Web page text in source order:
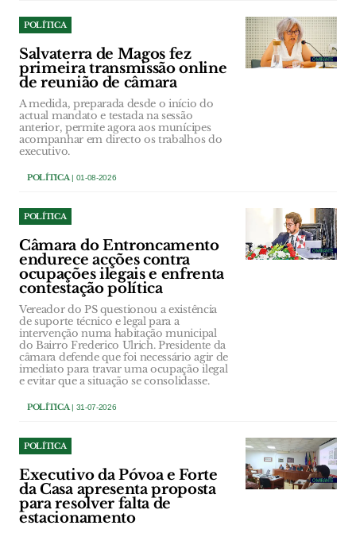
POLÍTICA
Salvaterra de Magos fez
primeira transmissão online
de reunião de câmara
A medida, preparada desde o início do
actual mandato e testada na sessão
anterior, permite agora aos munícipes
acompanhar em directo os trabalhos do
executivo.
POLÍTICA| 01-08-2026
POLÍTICA
Câmara do Entroncamento
endurece acções contra
ocupações ilegais e enfrenta
contestação política
Vereador do PS questionou a existência
de suporte técnico e legal para a
intervenção numa habitação municipal
do Bairro Frederico Ulrich. Presidente da
câmara defende que foi necessário agir de
imediato para travar uma ocupação ilegal
e evitar que a situação se consolidasse.
POLÍTICA| 31-07-2026
POLÍTICA
Executivo da Póvoa e Forte
da Casa apresenta proposta
para resolver falta de
estacionamento